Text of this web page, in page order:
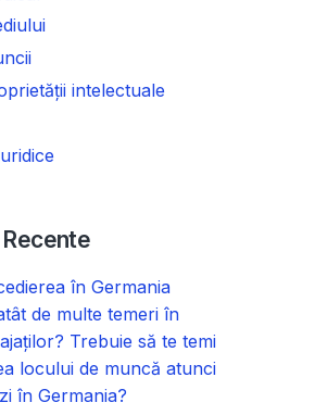
intelectuale
în Germania
de multe temeri în
Trebuie să te temi
locului de muncă atunci
în Germania?